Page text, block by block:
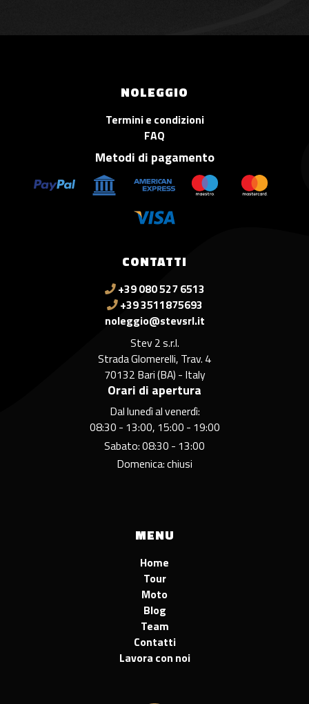
CONTATTI
+39 080 527 6513
+39 3511875693
noleggio@stevsrl.it
Stev 2 s.r.l.
Strada Glomerelli, Trav. 4
70132 Bari (BA) - Italy
Orari di apertura
Dal lunedì al venerdì:
08:30 - 13:00, 15:00 - 19:00
Sabato: 08:30 - 13:00
Domenica: chiusi
NOLEGGIO
Termini e condizioni
FAQ
Metodi di pagamento
MENU
Home
Tour
Moto
Blog
Team
Contatti
Lavora con noi